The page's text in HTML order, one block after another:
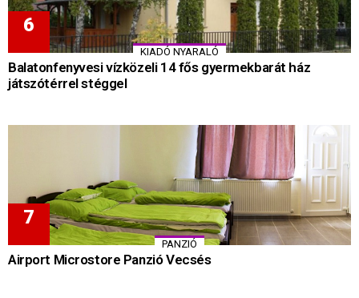
KIADÓ NYARALÓ
Balatonfenyvesi vízközeli 14 fős gyermekbarát ház
játszótérrel stéggel
PANZIÓ
Airport Microstore Panzió Vecsés